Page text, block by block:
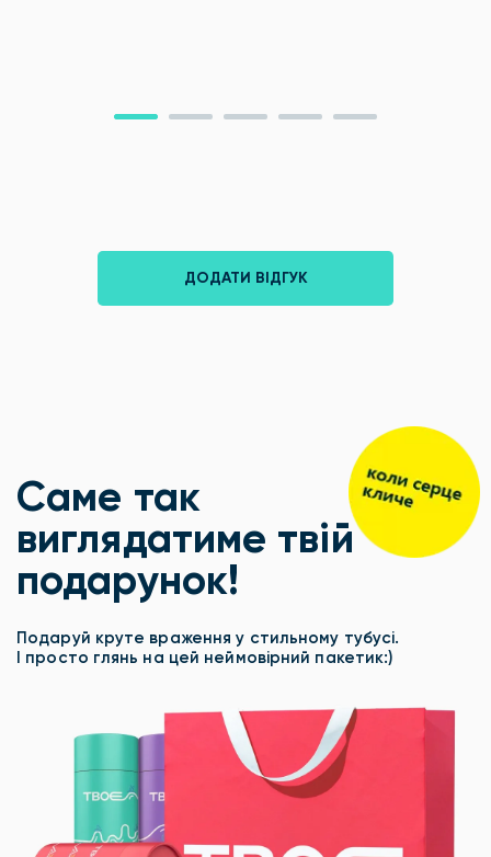
ДОДАТИ ВІДГУК
Саме так
виглядатиме твій
подарунок!
Подаруй круте враження у стильному тубусі.
І просто глянь на цей неймовірний пакетик:)